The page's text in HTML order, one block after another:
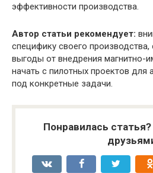
эффективности производства.
Автор статьи рекомендует:
специфику своего
выгоды от внедрения магнитно-
начать с пилотных проектов для
под конкретные задачи.
Понравилась